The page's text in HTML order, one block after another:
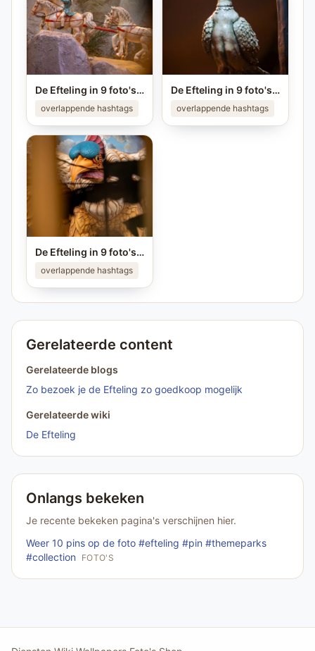
De Efteling in 9 foto's ❤️ Ken jij alle plekken van de foto's? #efteling #themeparks #brabant #pretpark #photo
overlappende hashtags
De Efteling in 9 foto's ❤️ Ken jij alle plekken van de foto's? #efteling #themeparks #brabant #pretpark #photo
overlappende hashtags
De Efteling in 9 foto's ❤️ Ken jij alle plekken van de foto's? #efteling #themeparks #brabant #pretpark #photo
overlappende hashtags
Gerelateerde content
Gerelateerde blogs
Zo bezoek je de Efteling zo goedkoop mogelijk
Gerelateerde wiki
De Efteling
Onlangs bekeken
Je recente bekeken pagina's verschijnen hier.
Weer 10 pins op de foto #efteling #pin #themeparks
#collection
FOTO'S